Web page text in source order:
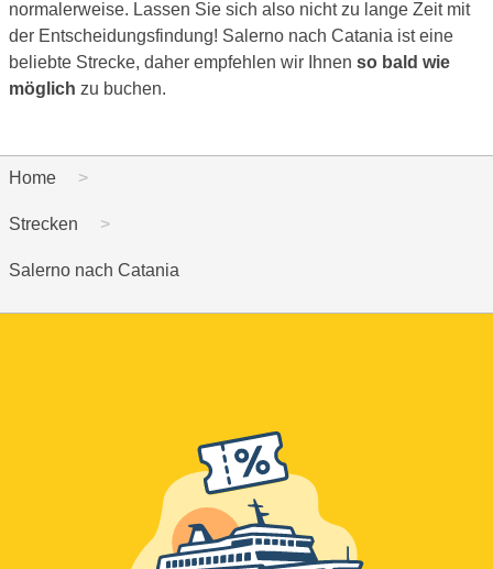
normalerweise. Lassen Sie sich also nicht zu lange Zeit mit
der Entscheidungsfindung! Salerno nach Catania ist eine
beliebte Strecke, daher empfehlen wir Ihnen so bald wie
möglich zu buchen.
Home
Strecken
Salerno nach Catania